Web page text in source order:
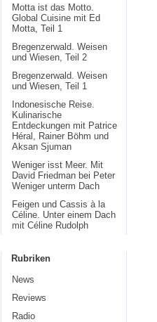
Motta ist das Motto.
Global Cuisine mit Ed
Motta, Teil 1
Bregenzerwald. Weisen
und Wiesen, Teil 2
Bregenzerwald. Weisen
und Wiesen, Teil 1
Indonesische Reise.
Kulinarische
Entdeckungen mit Patrice
Héral, Rainer Böhm und
Aksan Sjuman
Weniger isst Meer. Mit
David Friedman bei Peter
Weniger unterm Dach
Feigen und Cassis à la
Céline. Unter einem Dach
mit Céline Rudolph
Rubriken
News
Reviews
Radio